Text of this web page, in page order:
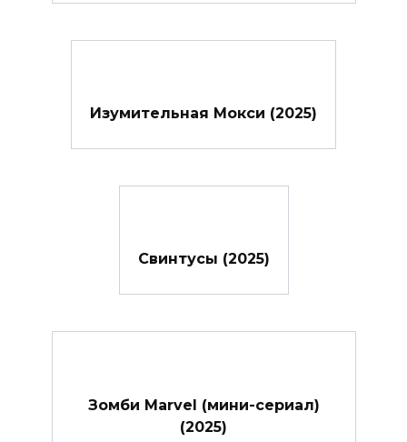
Изумительная Мокси (2025)
Свинтусы (2025)
Зомби Marvel (мини-сериал)
(2025)